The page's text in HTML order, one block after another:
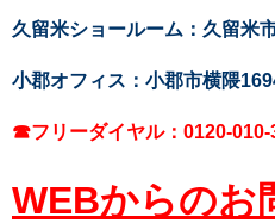
久留米ショールーム：久留米
小郡オフィス：小郡市横隈
☎フリーダイヤル：0120-010-
WEBからのお